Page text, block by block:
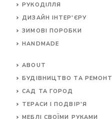
РУКОДІЛЛЯ
ДИЗАЙН ІНТЕР'ЄРУ
ЗИМОВІ ПОРОБКИ
HANDMADE
ABOUT
БУДІВНИЦТВО ТА РЕМОНТ
САД ТА ГОРОД
ТЕРАСИ І ПОДВІР'Я
МЕБЛІ СВОЇМИ РУКАМИ